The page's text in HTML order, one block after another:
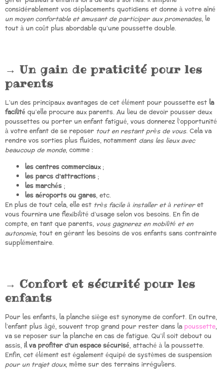
considérablement vos déplacements quotidiens et donne à votre aîné
un moyen confortable et amusant de participer aux promenades, le
tout à un coût plus abordable qu’une poussette double.
Un gain de praticité pour les
parents
L’un des principaux avantages de cet élément pour poussette estla
facilitéqu’elle procure aux parents. Au lieu de devoir pousser deux
poussettes ou porter un enfant fatigué, vous donnerez l’opportunité
à votre enfant de se reposer tout en restant près de vous. Cela va
rendre vos sorties plus fluides, notamment dans les lieux avec
beaucoup de monde, comme :
les centres commerciaux;
les parcs d’attractions ;
les marchés ;
les aéroports ou gares, etc.
En plus de tout cela, elle est très facile à installer et à retireret
vous fournira une flexibilité d’usage selon vos besoins. En fin de
compte, en tant que parents, vous gagnerez en mobilité et en
autonomie, tout en gérant les besoins de vos enfants sans contrainte
supplémentaire.
Confort et sécurité pour les
enfants
Pour les enfants, la planche siège est synonyme de confort. En outre,
l’enfant plus âgé, souvent trop grand pour rester dans la poussette,
va se reposer sur la planche en cas de fatigue. Qu’il soit debout ou
assis, il va profiter d’un espace sécurisé, attaché à la poussette.
Enfin, cet élément est également équipé de systèmes de suspension
pour un trajet doux, même sur des terrains irréguliers.